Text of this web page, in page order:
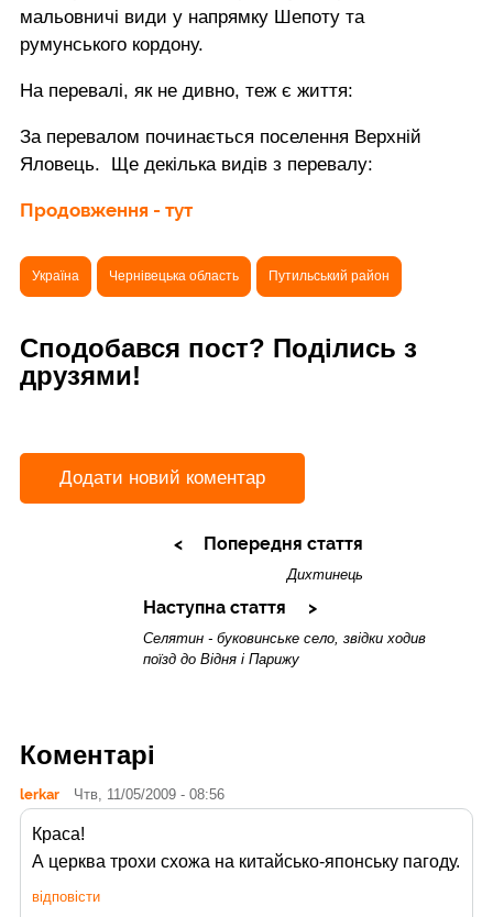
мальовничі види у напрямку Шепоту та
румунського кордону.
На перевалі, як не дивно, теж є життя:
За перевалом починається поселення Верхній
Яловець. Ще декілька видів з перевалу:
Продовження - тут
Україна Чернівецька область Путильський район
Сподобався пост? Поділись з
друзями!
Додати новий коментар
Попередня стаття
Дихтинець
Наступна стаття
Селятин - буковинське село, звідки ходив
поїзд до Відня і Парижу
Коментарі
lerkar Чтв, 11/05/2009 - 08:56
Краса!
А церква трохи схожа на китайсько-японську пагоду.
відповісти